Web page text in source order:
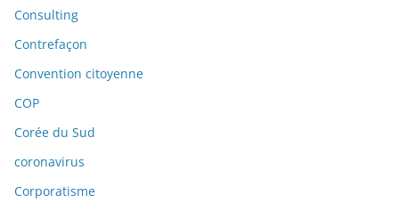
Consulting
Contrefaçon
Convention citoyenne
COP
Corée du Sud
coronavirus
Corporatisme